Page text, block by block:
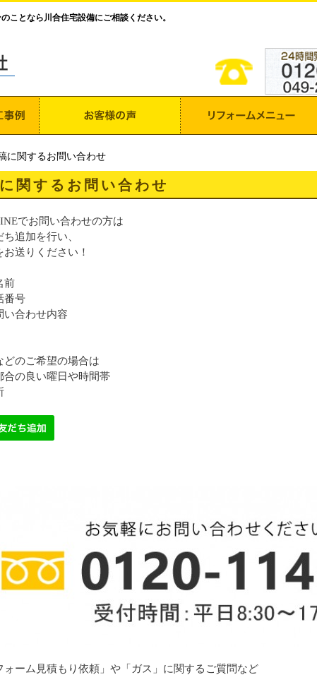
ことなら川合住宅設備にご相談ください。
に関するお問い合わせ
関するお問い合わせ
でお問い合わせの方は
ち追加を行い、
お送りください！
前
番号
い合わせ内容
どのご希望の場合は
合の良い曜日や時間帯
ォーム見積もり依頼」や「ガス」に関するご質問など